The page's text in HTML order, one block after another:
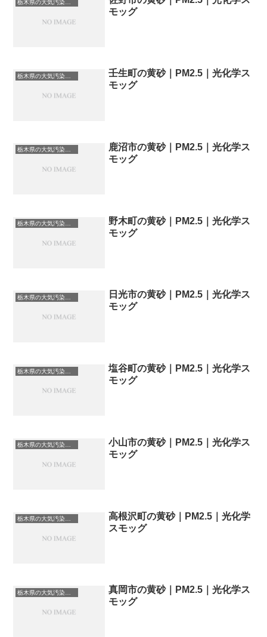
栃木県の大気汚染・PM2.5・黄砂・エアロゾルの数値
モッグ
栃木県の大気汚染・PM2.5・黄砂・エアロゾルの数値
壬生町の黄砂｜PM2.5｜光化学ス
モッグ
栃木県の大気汚染・PM2.5・黄砂・エアロゾルの数値
鹿沼市の黄砂｜PM2.5｜光化学ス
モッグ
栃木県の大気汚染・PM2.5・黄砂・エアロゾルの数値
野木町の黄砂｜PM2.5｜光化学ス
モッグ
栃木県の大気汚染・PM2.5・黄砂・エアロゾルの数値
日光市の黄砂｜PM2.5｜光化学ス
モッグ
栃木県の大気汚染・PM2.5・黄砂・エアロゾルの数値
塩谷町の黄砂｜PM2.5｜光化学ス
モッグ
栃木県の大気汚染・PM2.5・黄砂・エアロゾルの数値
小山市の黄砂｜PM2.5｜光化学ス
モッグ
栃木県の大気汚染・PM2.5・黄砂・エアロゾルの数値
高根沢町の黄砂｜PM2.5｜光化学
スモッグ
栃木県の大気汚染・PM2.5・黄砂・エアロゾルの数値
真岡市の黄砂｜PM2.5｜光化学ス
モッグ